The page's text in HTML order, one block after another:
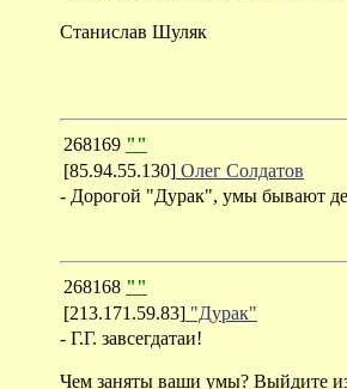
Станислав Шуляк
268169 ""
[85.94.55.130] Олег Солдатов
- Дорогой "Дурак", умы бывают
268168 ""
[213.171.59.83] "Дурак"
- Г.Г. завсегдатаи!
Чем заняты ваши умы? Выйдите